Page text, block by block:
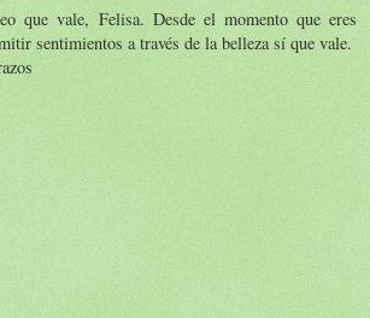
que vale, Felisa. Desde el momento que eres
sentimientos a través de la belleza sí que vale.